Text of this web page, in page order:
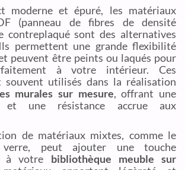
moderne et épuré, les matériaux
(panneau de fibres de densité
contreplaqué sont des alternatives
permettent une grande flexibilité
peuvent être peints ou laqués pour
à votre intérieur. Ces
souvent utilisés dans la réalisation
murales sur mesure, offrant une
une résistance accrue aux
de matériaux mixtes, comme le
peut ajouter une touche
à votre bibliothèque meuble sur